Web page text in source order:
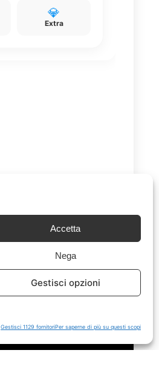
Gestisci 1129 fornitoriPer saperne di più su questi scopi
Accetta
Nega
Gestisci opzioni
💎
Extra